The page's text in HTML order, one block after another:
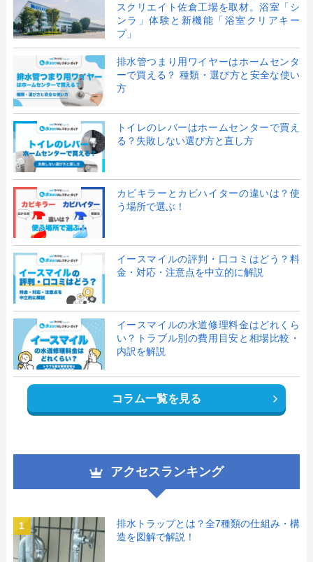
スクリエイト佐倉工場を取材。浴室「シ
ンラ」体験と新機能「浴室クリアキー
プ」
排水管つまり用ワイヤーはホームセンタ
ーで買える？ 種類・選び方と安全な使い
方
トイレのレバーはホームセンターで買え
る？失敗しない選び方と直し方
カビキラーとカビハイターの違いは？使
う場所で選ぶ！
イースマイルの評判・口コミはどう？料
金・対応・注意点を中立的に解説
イースマイルの水道修理料金はどれくら
い？トラブル別の費用目安と相場比較・
内訳を解説
コラム一覧を見る
アクセスランキング
1
排水トラップとは？全7種類の仕組み・構
造を図解で解説！